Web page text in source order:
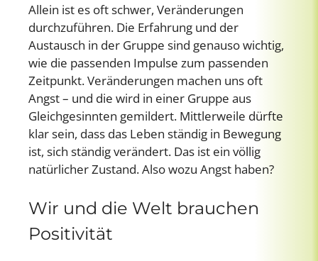
Allein ist es oft schwer, Veränderungen
durchzuführen. Die Erfahrung und der
Austausch in der Gruppe sind genauso wichtig,
wie die passenden Impulse zum passenden
Zeitpunkt. Veränderungen machen uns oft
Angst – und die wird in einer Gruppe aus
Gleichgesinnten gemildert. Mittlerweile dürfte
klar sein, dass das Leben ständig in Bewegung
ist, sich ständig verändert. Das ist ein völlig
natürlicher Zustand. Also wozu Angst haben?
Wir und die Welt brauchen
Positivität